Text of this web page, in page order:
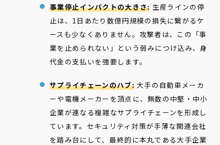
事業停止インパクトの大きさ: 生産ラインの停
止は、1日あたり数億円規模の損失に繋がるケ
ースも少なくありません。攻撃者は、この「事
業を止められない」という弱みにつけ込み、身
代金の支払いを強要します。
サプライチェーンのハブ:大手の自動車メーカ
ーや電機メーカーを頂点に、無数の中堅・中小
企業が連なる複雑なサプライチェーンを形成し
ています。セキュリティ対策が手薄な関連会社
を踏み台にして、最終的に本丸である大手企業